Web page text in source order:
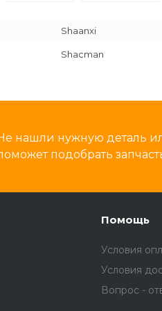
Shaanxi
Shacman
нашли нужную деталь
подобрать
Помощь
Условия
Условия
Вопрос -